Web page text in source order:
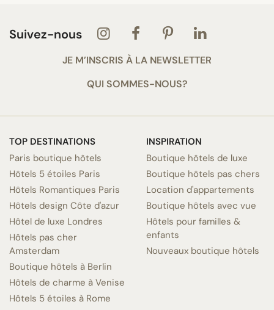
Suivez-nous
JE M’INSCRIS À LA NEWSLETTER
QUI SOMMES-NOUS?
TOP DESTINATIONS
Paris boutique hôtels
Hôtels 5 étoiles Paris
Hôtels Romantiques Paris
Hôtels design Côte d'azur
Hôtel de luxe Londres
Hôtels pas cher
Amsterdam
Boutique hôtels à Berlin
Hôtels de charme à Venise
Hôtels 5 étoiles à Rome
INSPIRATION
Boutique hôtels de luxe
Boutique hôtels pas chers
Location d'appartements
Boutique hôtels avec vue
Hôtels pour familles &
enfants
Nouveaux boutique hôtels